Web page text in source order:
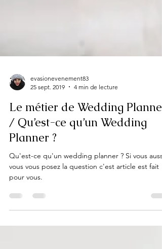
25 sept. 2019
4 min de lecture
Le métier de Wedding Planner
/ Qu’est-ce qu’un Wedding
Planner ?
Qu'est-ce qu'un wedding planner ? Si vous aussi
pour vous.